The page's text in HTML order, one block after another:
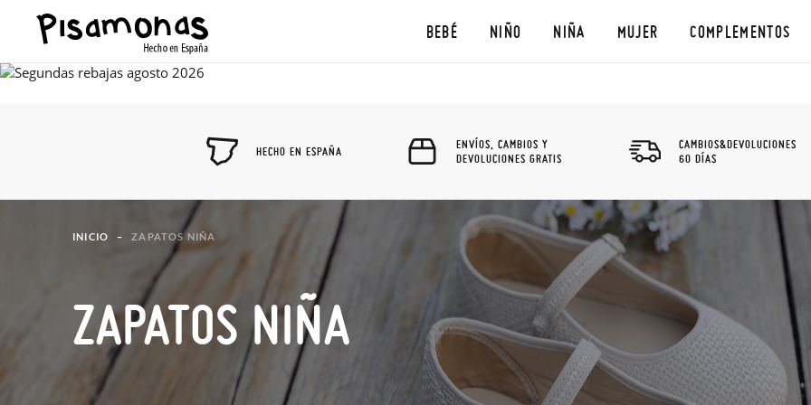
BEBÉ NIÑO NIÑA MUJER COMPLEMENTOS
HECHO EN ESPAÑA
ENVÍOS, CAMBIOS Y
DEVOLUCIONES GRATIS
CAMBIOS&DEVOLUCIONES
60 DÍAS
INICIO ZAPATOS NIÑA
ZAPATOS NIÑA